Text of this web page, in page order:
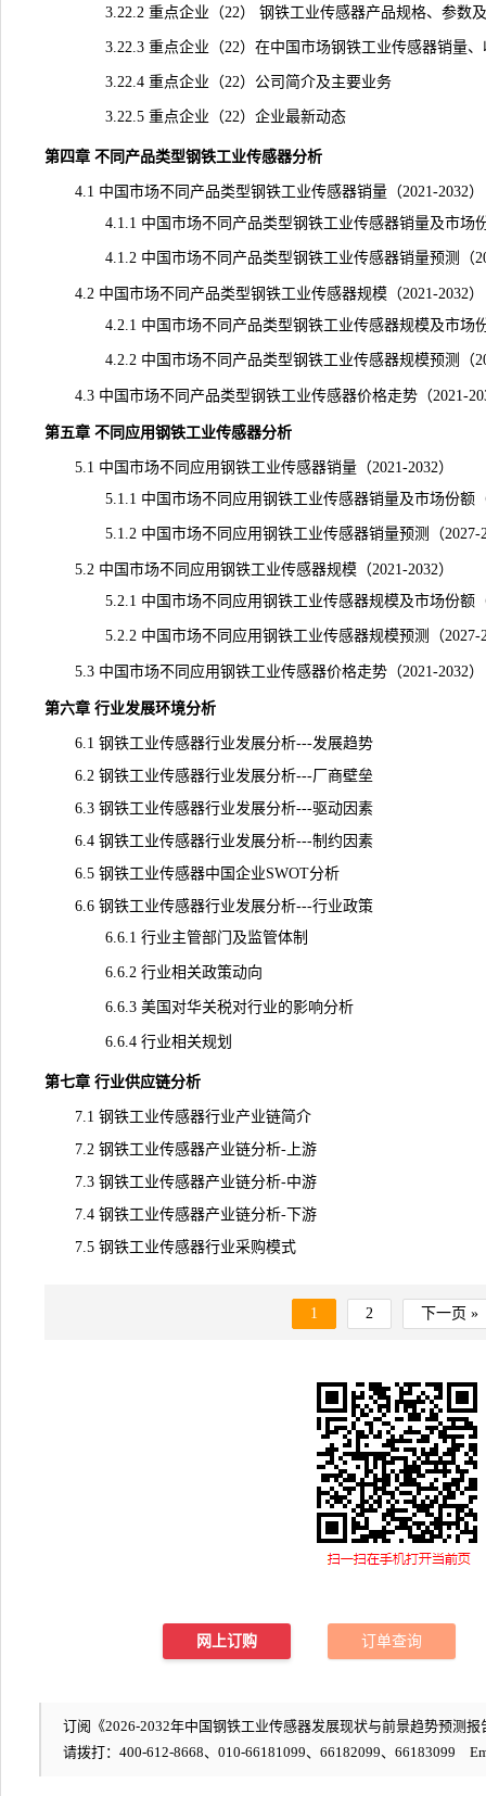
3.22.2 重点企业（22） 钢铁工业传感器产品规格、参数及
3.22.3 重点企业（22）在中国市场钢铁工业传感器销量、收
3.22.4 重点企业（22）公司简介及主要业务
3.22.5 重点企业（22）企业最新动态
第四章 不同产品类型钢铁工业传感器分析
4.1 中国市场不同产品类型钢铁工业传感器销量（2021-2032）
4.1.1 中国市场不同产品类型钢铁工业传感器销量及市场份
4.1.2 中国市场不同产品类型钢铁工业传感器销量预测（
4.2 中国市场不同产品类型钢铁工业传感器规模（2021-2032）
4.2.1 中国市场不同产品类型钢铁工业传感器规模及市场份
4.2.2 中国市场不同产品类型钢铁工业传感器规模预测（
4.3 中国市场不同产品类型钢铁工业传感器价格走势（2021-
第五章 不同应用钢铁工业传感器分析
5.1 中国市场不同应用钢铁工业传感器销量（2021-2032）
5.1.1 中国市场不同应用钢铁工业传感器销量及市场份额（
5.1.2 中国市场不同应用钢铁工业传感器销量预测（2027-
5.2 中国市场不同应用钢铁工业传感器规模（2021-2032）
5.2.1 中国市场不同应用钢铁工业传感器规模及市场份额（
5.2.2 中国市场不同应用钢铁工业传感器规模预测（2027-
5.3 中国市场不同应用钢铁工业传感器价格走势（2021-2032）
第六章 行业发展环境分析
6.1 钢铁工业传感器行业发展分析---发展趋势
6.2 钢铁工业传感器行业发展分析---厂商壁垒
6.3 钢铁工业传感器行业发展分析---驱动因素
6.4 钢铁工业传感器行业发展分析---制约因素
6.5 钢铁工业传感器中国企业SWOT分析
6.6 钢铁工业传感器行业发展分析---行业政策
6.6.1 行业主管部门及监管体制
6.6.2 行业相关政策动向
6.6.3 美国对华关税对行业的影响分析
6.6.4 行业相关规划
第七章 行业供应链分析
7.1 钢铁工业传感器行业产业链简介
7.2 钢铁工业传感器产业链分析-上游
7.3 钢铁工业传感器产业链分析-中游
7.4 钢铁工业传感器产业链分析-下游
7.5 钢铁工业传感器行业采购模式
1 2 下一页 »
网上订购 订单查询
订阅《2026-2032年中国钢铁工业传感器发展现状与前景趋势预测报
请拨打：400-612-8668、010-66181099、66182099、66183099